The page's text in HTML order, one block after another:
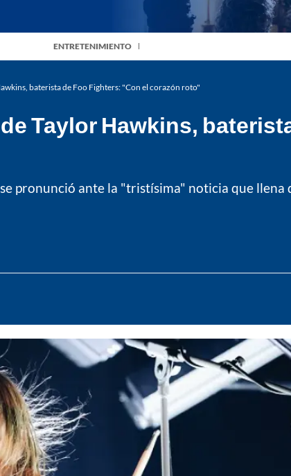
ENTRETENIMIENTO
baterista de Foo Fighters: "Con el corazón roto"
Taylor Hawkins,
pronunció ante la "tristísima" noticia que